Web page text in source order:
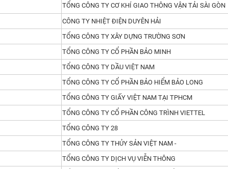
TỔNG CÔNG TY CƠ KHÍ GIAO THÔNG VẬN TẢI SÀI GÒN
CÔNG TY NHIỆT ĐIỆN DUYÊN HẢI
TỔNG CÔNG TY XÂY DỰNG TRƯỜNG SƠN
TỔNG CÔNG TY CỔ PHẦN BẢO MINH
TỔNG CÔNG TY DẦU VIỆT NAM
TỔNG CÔNG TY CỔ PHẦN BẢO HIỂM BẢO LONG
TỔNG CÔNG TY GIẤY VIỆT NAM TẠI TPHCM
TỔNG CÔNG TY CỔ PHẦN CÔNG TRÌNH VIETTEL
TỔNG CÔNG TY 28
TỔNG CÔNG TY THỦY SẢN VIỆT NAM -
TỔNG CÔNG TY DỊCH VỤ VIỄN THÔNG